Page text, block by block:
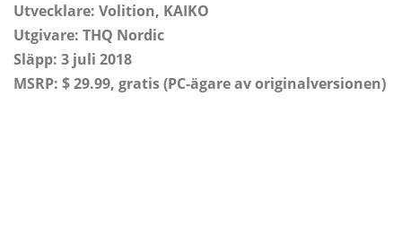
Utvecklare: Volition, KAIKO
Utgivare: THQ Nordic
Släpp: 3 juli 2018
MSRP: $ 29.99, gratis (PC-ägare av originalversionen)